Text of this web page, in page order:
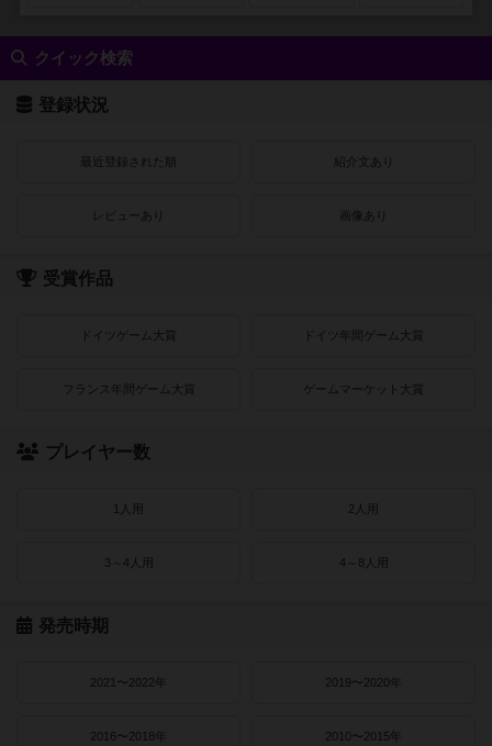
クイック検索
登録状況
最近登録された順 紹介文あり
レビューあり 画像あり
受賞作品
ドイツゲーム大賞 ドイツ年間ゲーム大賞
フランス年間ゲーム大賞 ゲームマーケット大賞
プレイヤー数
1人用 2人用
3～4人用 4～8人用
発売時期
2021〜2022年 2019〜2020年
2016〜2018年 2010〜2015年